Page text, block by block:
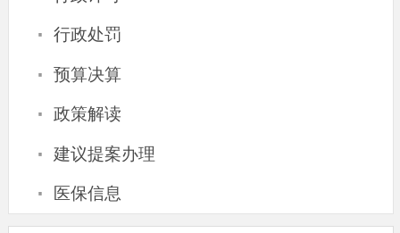
· 行政处罚
· 预算决算
· 政策解读
· 建议提案办理
· 医保信息